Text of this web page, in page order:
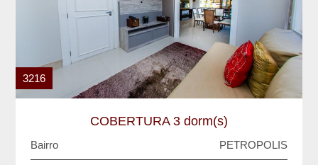
3216
COBERTURA 3 dorm(s)
Bairro PETROPOLIS